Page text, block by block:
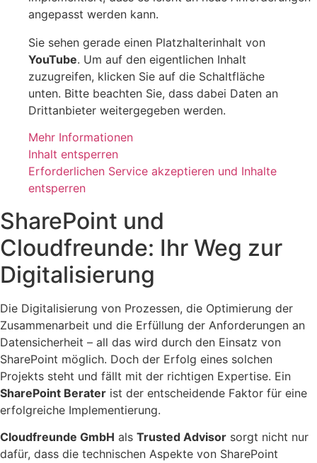
angepasst werden kann.
Sie sehen gerade einen Platzhalterinhalt von
YouTube. Um auf den eigentlichen Inhalt
zuzugreifen, klicken Sie auf die Schaltfläche
unten. Bitte beachten Sie, dass dabei Daten an
Drittanbieter weitergegeben werden.
Mehr Informationen
Inhalt entsperren
Erforderlichen Service akzeptieren und Inhalte
entsperren
SharePoint und
Cloudfreunde: Ihr Weg zur
Digitalisierung
Die Digitalisierung von Prozessen, die Optimierung der
Zusammenarbeit und die Erfüllung der Anforderungen an
Datensicherheit – all das wird durch den Einsatz von
SharePoint möglich. Doch der Erfolg eines solchen
Projekts steht und fällt mit der richtigen Expertise. Ein
SharePoint Berater ist der entscheidende Faktor für eine
erfolgreiche Implementierung.
Cloudfreunde GmbH als Trusted Advisor sorgt nicht nur
dafür, dass die technischen Aspekte von SharePoint